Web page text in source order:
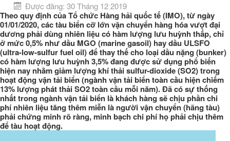
Được đăng: 30 Tháng 12 2019
Theo quy định của Tổ chức Hàng hải quốc tế (IMO), từ ngày
01/01/2020, các tàu biển cỡ lớn vận chuyển hàng hóa vượt đại
dương phải dùng nhiên liệu có hàm lượng lưu huỳnh thấp, chỉ
ở mức 0,5% như dầu MGO (marine gasoil) hay dầu ULSFO
(ultra-low-sulfur fuel oil) để thay thế cho loại dầu nặng (bunker)
có hàm lượng lưu huỳnh 3,5% đang được sử dụng phổ biến
hiện nay nhằm giảm lượng khí thải sulfur-dioxide (SO2) trong
hoạt động vận tải biển (ngành vận tải biển toàn cầu hiện chiếm
13% lượng phát thải SO2 toàn cầu mỗi năm). Đã có sự thống
nhất trong ngành vận tải biển là khách hàng sẽ chịu phần chi
phí nhiên liệu tăng thêm miễn là người vận chuyển (hãng tàu)
phải chứng minh rõ ràng, minh bạch chi phí họ phải chịu thêm
để tàu hoạt động.